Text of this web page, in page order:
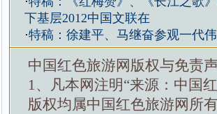
下基层2012中国文联在
·特稿：徐建平、马继奋参观一代
中国红色旅游网版权与免责声
1、凡本网注明“来源：中国
版权均属中国红色旅游网所